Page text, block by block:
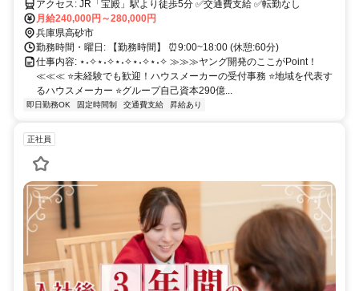
アクセス: JR「宝殿」駅より徒歩5分 ✅️交通費支給 ✅️転勤なし
月給240,000円～280,000円
兵庫県高砂市
勤務時間・曜日: 【勤務時間】 ⏰️9:00~18:00 (休憩:60分)
仕事内容: ⋆˖✧⋆˖✧⋆˖✧⋆˖✧⋆˖✧ ≫≫≫ヤング開発のここがPoint！
≪≪≪ ⭐️未経験でも歓迎！ハウスメーカーの受付事務 ⭐️地域を代表す
るハウスメーカー ⭐️グループ自己資本290億...
即日勤務OK 固定時間制 交通費支給 昇給あり
正社員